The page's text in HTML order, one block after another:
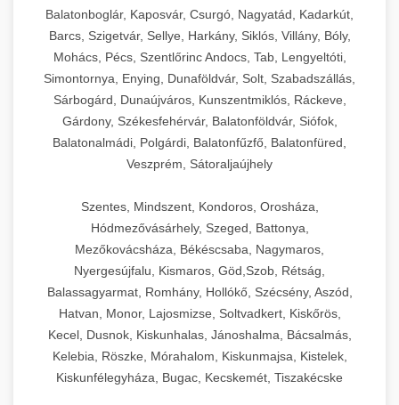
Balatonboglár, Kaposvár, Csurgó, Nagyatád, Kadarkút,
Barcs, Szigetvár, Sellye, Harkány, Siklós, Villány, Bóly,
Mohács, Pécs, Szentlőrinc Andocs, Tab, Lengyeltóti,
Simontornya, Enying, Dunaföldvár, Solt, Szabadszállás,
Sárbogárd, Dunaújváros, Kunszentmiklós, Ráckeve,
Gárdony, Székesfehérvár, Balatonföldvár, Siófok,
Balatonalmádi, Polgárdi, Balatonfűzfő, Balatonfüred,
Veszprém, Sátoraljaújhely
Szentes, Mindszent, Kondoros, Orosháza,
Hódmezővásárhely, Szeged, Battonya,
Mezőkovácsháza, Békéscsaba, Nagymaros,
Nyergesújfalu, Kismaros, Göd,Szob, Rétság,
Balassagyarmat, Romhány, Hollókő, Szécsény, Aszód,
Hatvan, Monor, Lajosmizse, Soltvadkert, Kiskőrös,
Kecel, Dusnok, Kiskunhalas, Jánoshalma, Bácsalmás,
Kelebia, Röszke, Mórahalom, Kiskunmajsa, Kistelek,
Kiskunfélegyháza, Bugac, Kecskemét, Tiszakécske